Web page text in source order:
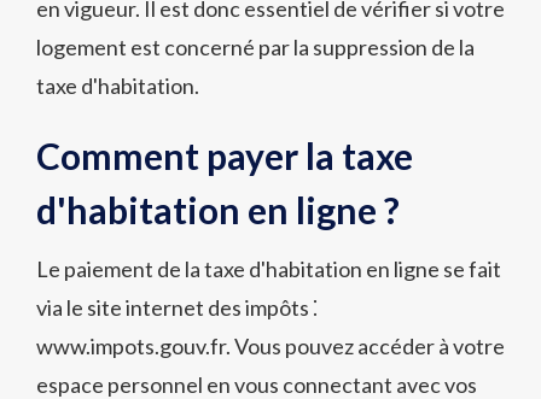
en vigueur. Il est donc essentiel de vérifier si votre
logement est concerné par la suppression de la
taxe d'habitation.
Comment payer la taxe
d'habitation en ligne ?
Le paiement de la taxe d'habitation en ligne se fait
via le site internet des impôts ⁚
www.impots.gouv.fr. Vous pouvez accéder à votre
espace personnel en vous connectant avec vos